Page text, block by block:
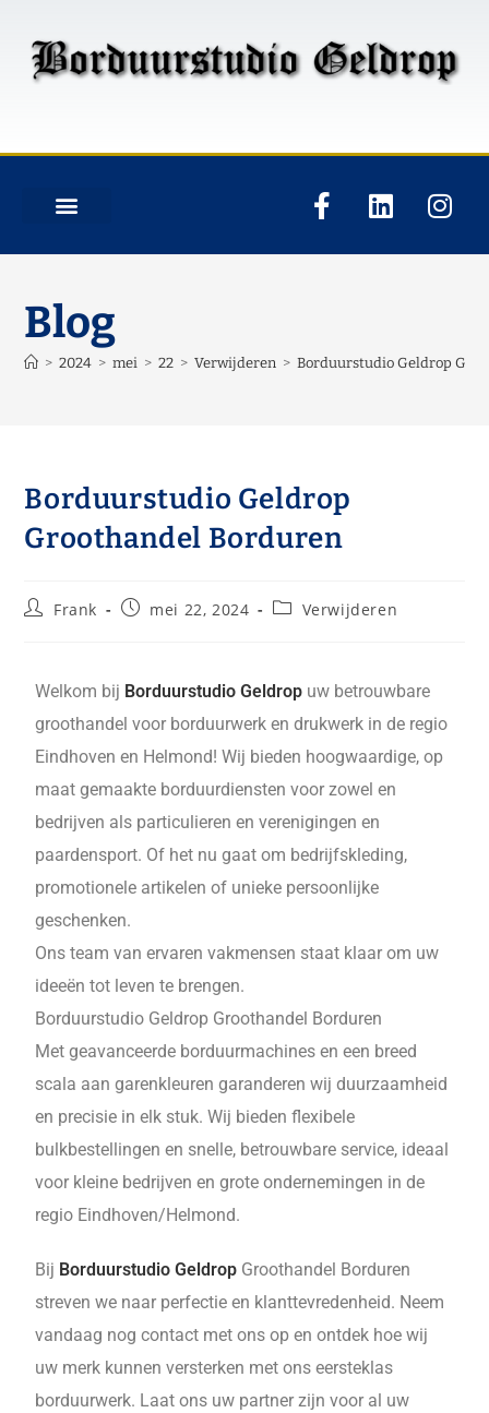
Blog
> 2024 > mei > 22 > Verwijderen > Borduurstudio Geldrop
Borduurstudio Geldrop
Groothandel Borduren
Frank mei 22, 2024 Verwijderen
Welkom bij Borduurstudio Geldrop uw betrouwbare
groothandel voor borduurwerk en drukwerk in de regio
Eindhoven en Helmond! Wij bieden hoogwaardige, op
maat gemaakte borduurdiensten voor zowel en
bedrijven als particulieren en verenigingen en
paardensport. Of het nu gaat om bedrijfskleding,
promotionele artikelen of unieke persoonlijke
geschenken.
Ons team van ervaren vakmensen staat klaar om uw
ideeën tot leven te brengen.
Borduurstudio Geldrop Groothandel Borduren
Met geavanceerde borduurmachines en een breed
scala aan garenkleuren garanderen wij duurzaamheid
en precisie in elk stuk. Wij bieden flexibele
bulkbestellingen en snelle, betrouwbare service, ideaal
voor kleine bedrijven en grote ondernemingen in de
regio Eindhoven/Helmond.
Bij Borduurstudio Geldrop Groothandel Borduren
streven we naar perfectie en klanttevredenheid. Neem
vandaag nog contact met ons op en ontdek hoe wij
uw merk kunnen versterken met ons eersteklas
borduurwerk. Laat ons uw partner zijn voor al uw